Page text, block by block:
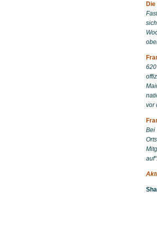
vor
Bei
auf“.